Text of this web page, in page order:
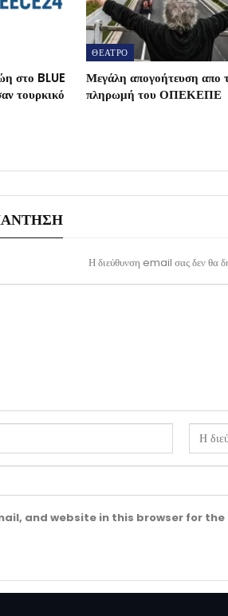
στο BLUE
τουρκικό
ΘΕΑΤΡΟ
Μεγάλη απογοήτευση απο
πληρωμή του ΟΠΕΚΕΠΕ
Η διεύθυνση email σας δεν θα
and website in this browser for